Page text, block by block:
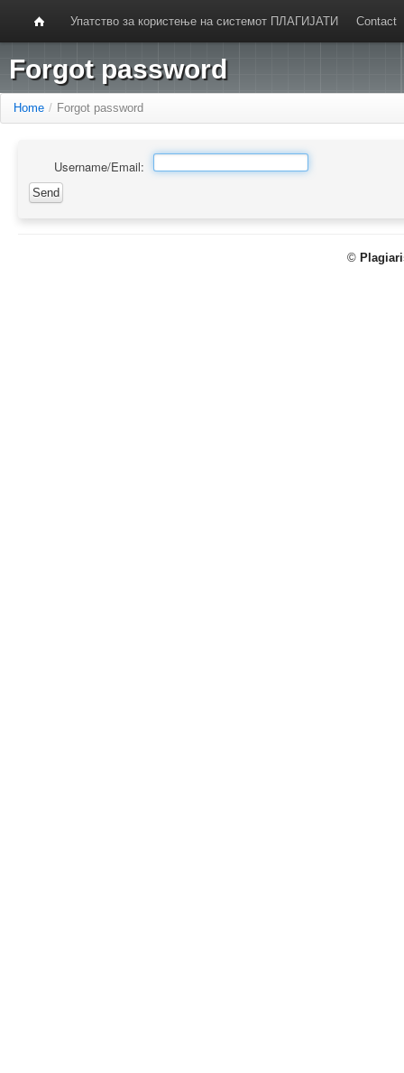
Упатство за користење на системот ПЛАГИЈАТИ Contact
Forgot password
Home / Forgot password
Username/Email:
©